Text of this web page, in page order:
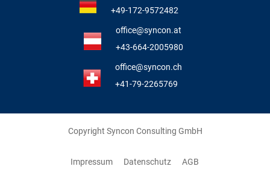
+49-172-9572482
office@syncon.at
+43-664-2005980
office@syncon.ch
+41-79-2265769
Copyright Syncon Consulting GmbH
Impressum Datenschutz AGB